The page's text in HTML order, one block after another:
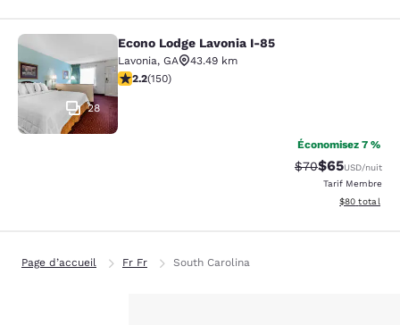
Econo Lodge Lavonia I-85
28
Econo Lodge Lavonia I-85
Lavonia, GA
43.49 km
2.21 étoiles. Moyen. 150 commentaires
2.2(150)
Économisez 7 %
Tarif barré :
$70Tarif réduit :
$65USD/nuit
Tarif Membre
Afficher les
$80 total
Page d’accueil Fr Fr South Carolina